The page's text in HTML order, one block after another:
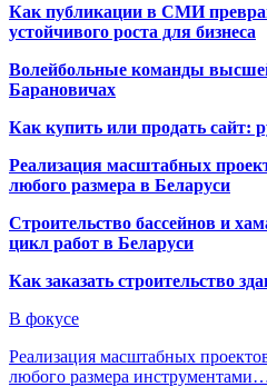
Как публикации в СМИ
устойчивого роста для бизнеса
Волейбольные команды
Барановичах
Как купить или продать сайт:
Реализация масштабных
любого размера в Беларуси
Строительство бассейнов и
цикл работ в Беларуси
Как заказать строительство
В фокусе
Реализация масштабных
любого размера